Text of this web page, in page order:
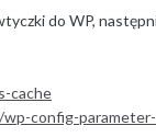
do WP,
cache
config-